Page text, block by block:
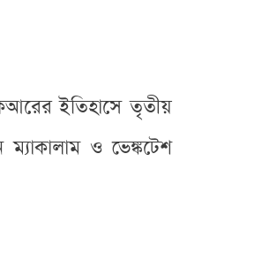
ইতিহাসে তৃতীয়
ম্যাকালাম ও ভেঙ্কটেশ